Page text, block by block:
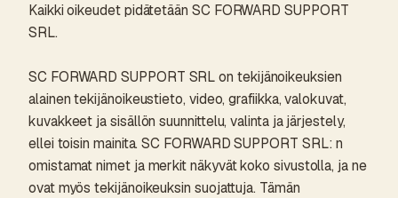
Kaikki oikeudet pidätetään SC FORWARD SUPPORT
SRL.
SC FORWARD SUPPORT SRL on tekijänoikeuksien
alainen tekijänoikeustieto, video, grafiikka, valokuvat,
kuvakkeet ja sisällön suunnittelu, valinta ja järjestely,
ellei toisin mainita. SC FORWARD SUPPORT SRL: n
omistamat nimet ja merkit näkyvät koko sivustolla, ja ne
ovat myös tekijänoikeuksin suojattuja. Tämän